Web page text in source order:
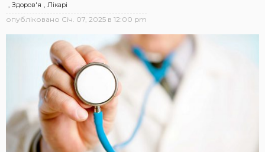
Здоров'я
Лікарі
опубліковано Січ. 07, 2025 в 12:00 pm